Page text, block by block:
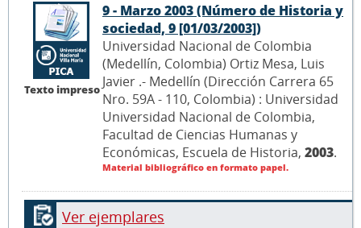
Texto impreso
9 - Marzo 2003 (Número de Historia y
sociedad, 9 [01/03/2003])
Universidad Nacional de Colombia
(Medellín, Colombia) Ortiz Mesa, Luis
Javier .- Medellín (Dirección Carrera 65
Nro. 59A - 110, Colombia) : Universidad
Universidad Nacional de Colombia,
Facultad de Ciencias Humanas y
Económicas, Escuela de Historia, 2003.
Material bibliográfico en formato papel.
Ver ejemplares